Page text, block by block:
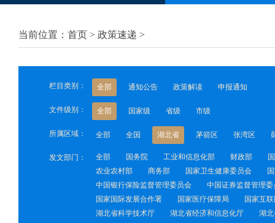
当前位置：首页 > 政策速递 >
栏目类别： 全部 通知公告 政策解读 申报通知
文件级别： 全部 国家级 省级 市级
所属区域： 全部 全国 湖北省 茅箭区 张湾区
发文部门： 全部 国务院 工业和信息化部 财政部
农业农村部
商务部 国家卫生健康委员会
中国银行保险监督管理委员会
中国证券监督管理委
国家国际发展合作署
国家医疗保障局
国家互
湖北省科学技术厅
湖北省经济和信息化厅
湖